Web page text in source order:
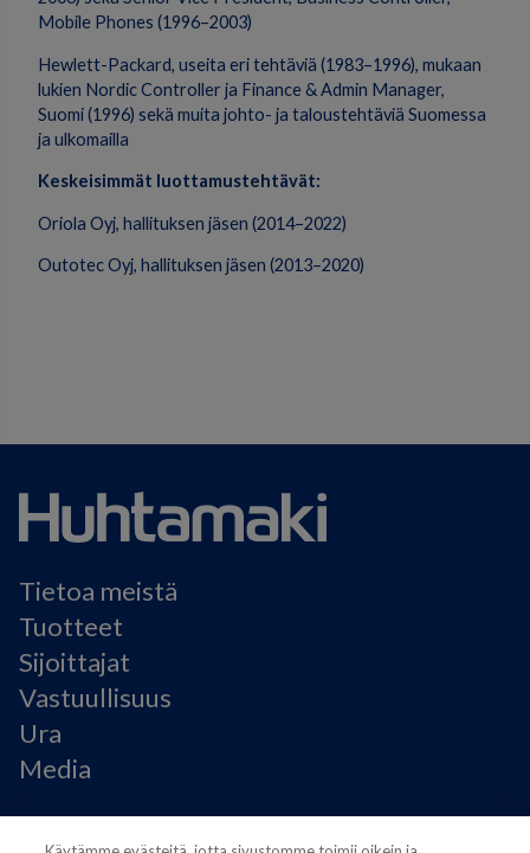
Mobile Phones (1996–2003)
Hewlett-Packard, useita eri tehtäviä (1983–1996), mukaan
lukien Nordic Controller ja Finance & Admin Manager,
Suomi (1996) sekä muita johto- ja taloustehtäviä Suomessa
ja ulkomailla
Keskeisimmät luottamustehtävät:
Oriola Oyj, hallituksen jäsen (2014–2022)
Outotec Oyj, hallituksen jäsen (2013–2020)
Tietoa meistä
Tuotteet
Sijoittajat
Vastuullisuus
Ura
Media
Käyttöehdot